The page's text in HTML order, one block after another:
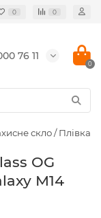
0 0
76 11
0
скло / Плівка
OG
M14